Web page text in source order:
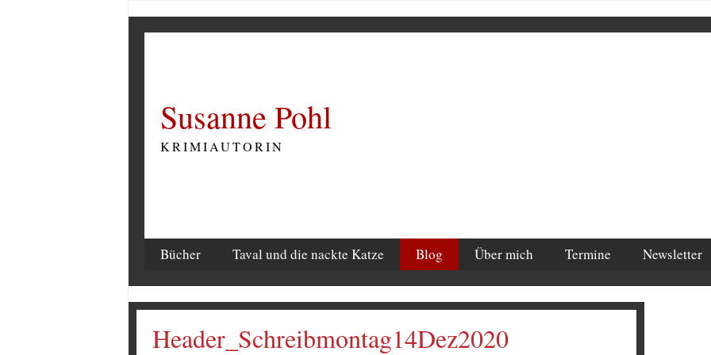
Susanne Pohl
KRIMIAUTORIN
Bücher Taval und die nackte Katze Blog Über mich Termine Newsletter
Header_Schreibmontag14Dez2020